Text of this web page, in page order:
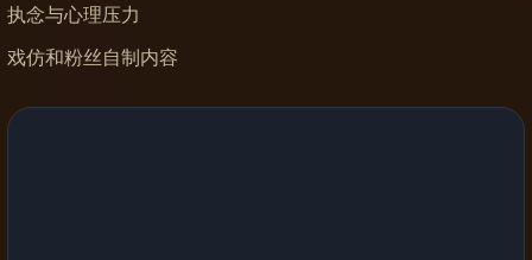
执念与心理压力
戏仿和粉丝自制内容